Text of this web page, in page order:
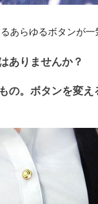
あらゆるボタンが一
ありませんか？
の。ボタンを変